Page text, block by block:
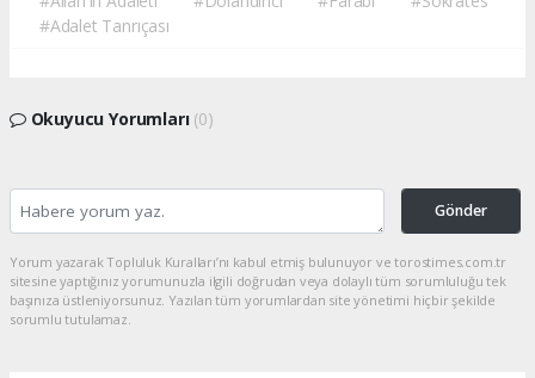
#Adalet Tanrıçası
Okuyucu Yorumları (0)
Gönder
Yorum yazarak Topluluk Kuralları’nı kabul etmiş bulunuyor ve torostimes.com.tr
sitesine yaptığınız yorumunuzla ilgili doğrudan veya dolaylı tüm sorumluluğu tek
başınıza üstleniyorsunuz. Yazılan tüm yorumlardan site yönetimi hiçbir şekilde
sorumlu tutulamaz.